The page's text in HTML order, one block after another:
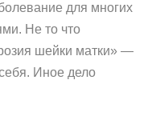
для многих
Не то что
шейки матки» —
Иное дело